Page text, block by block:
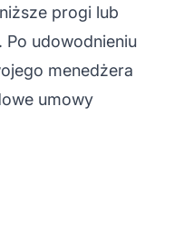
progi lub
Po udowodnieniu
menedżera
umowy